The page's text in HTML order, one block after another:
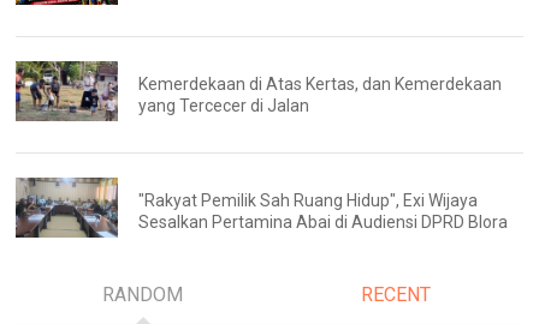
Kemerdekaan di Atas Kertas, dan Kemerdekaan
yang Tercecer di Jalan
"Rakyat Pemilik Sah Ruang Hidup", Exi Wijaya
Sesalkan Pertamina Abai di Audiensi DPRD Blora
RANDOM RECENT